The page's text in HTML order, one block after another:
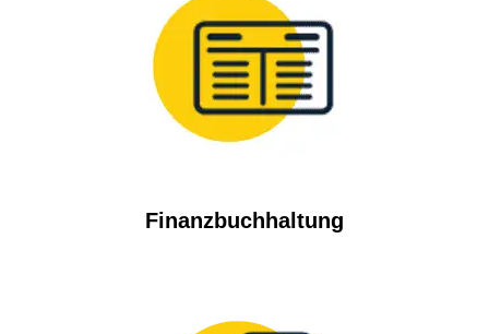
Finanzbuchhaltung